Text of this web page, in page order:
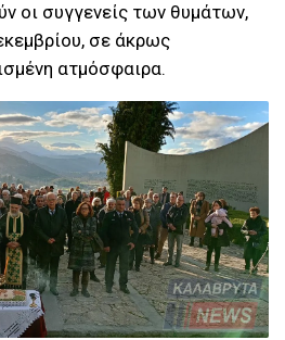
οι συγγενείς των θυμάτων,
σε άκρως
ατμόσφαιρα.